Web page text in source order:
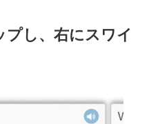
プし、右にスワイ